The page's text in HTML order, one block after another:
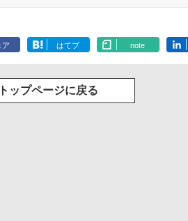
ア はてブ note
トップページに戻る